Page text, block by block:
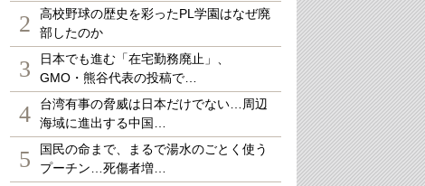
2
高校野球の歴史を彩ったPL学園はなぜ廃
部したのか
3
日本でも進む「在宅勤務廃止」、
GMO・熊谷代表の投稿で…
4
台湾有事の脅威は日本だけでない…周辺
海域に進出する中国…
5
国民の命まで、まるで湯水のごとく使う
プーチン…死傷者増…